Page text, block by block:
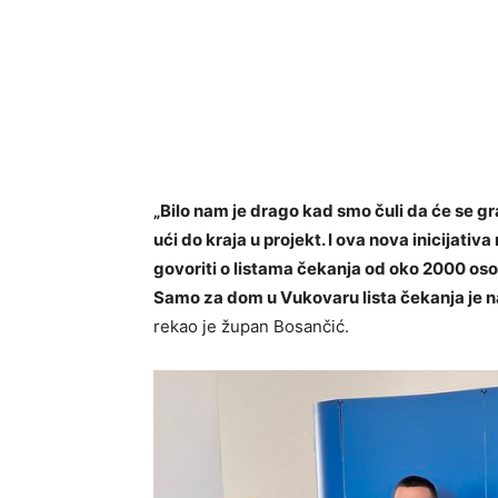
„Bilo nam je drago kad smo čuli da će se
ući do kraja u projekt. I ova nova
govoriti o listama čekanja od oko 2000
Samo za dom u Vukovaru lista čekanja je
rekao je župan Bosančić.